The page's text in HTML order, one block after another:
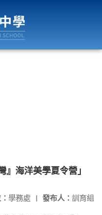
』海洋美學夏令營」
發布人： 訓育組
學務處 |